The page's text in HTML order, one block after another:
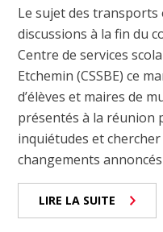
Le sujet des
discussions à la fin du
Centre de services
Etchemin (CSSBE) ce
d’élèves et maires de
présentés à la réunion
inquiétudes et
changements annoncés
LIRE LA SUITE